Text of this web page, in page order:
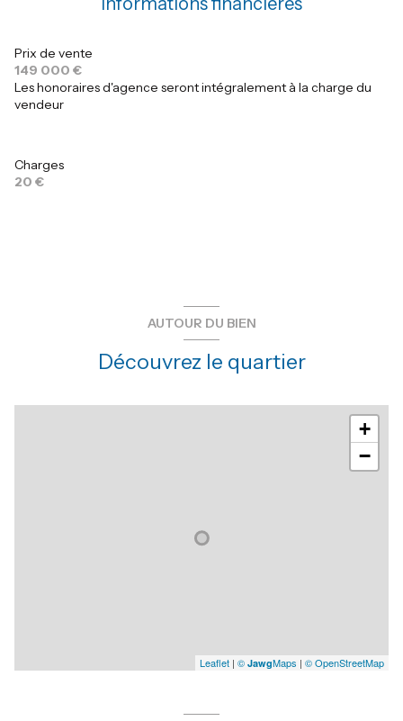
Prix de vente
149 000 €
Les honoraires d'agence seront intégralement à la charge du
vendeur
Charges
20 €
AUTOUR DU BIEN
Découvrez le quartier
+
−
Leaflet | © JawgMaps | © OpenStreetMap